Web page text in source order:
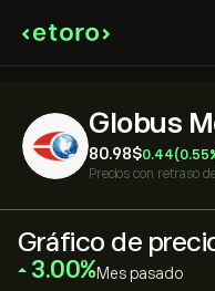
Globus
80.98‎$‎0.44
Precios con retraso
Gráfico de
‎3.00‎ Mes pasado